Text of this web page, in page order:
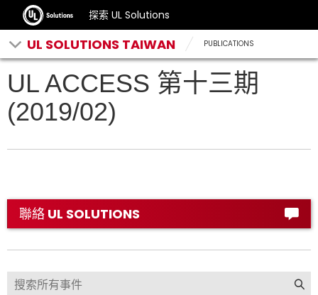
探索 UL Solutions
UL SOLUTIONS TAIWAN PUBLICATIONS
UL ACCESS 第十三期
(2019/02)
聯絡 UL SOLUTIONS